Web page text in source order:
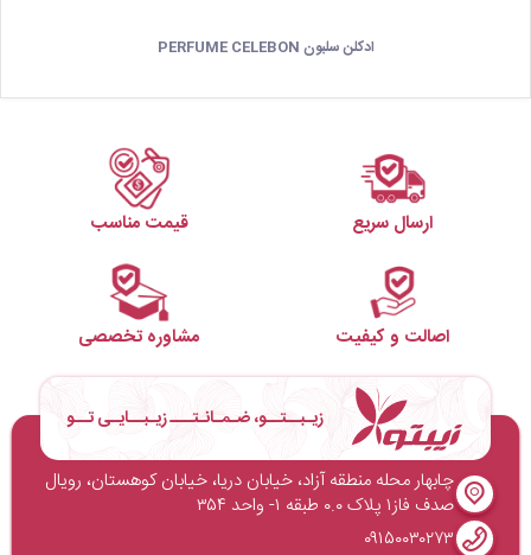
ادکلن سلبون PERFUME CELEBON
ارسال سریع قیمت مناسب
اصالت و کیفیت مشاوره تخصصی
زیـبــتــو، ضـمـانـتـــ زیـبــایـی تــو
چابهار محله منطقه آزاد، خیابان دریا، خیابان کوهستان، رویال
صدف فاز۱ پلاک ۰.۰ طبقه ۱- واحد ۳۵۴
۰۹۱۵۰۰۳۰۲۷۳